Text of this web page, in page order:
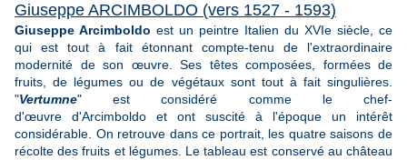
Giuseppe ARCIMBOLDO (vers 1527 - 1593)
Giuseppe Arcimboldo est un peintre Italien du XVIe siècle, ce
qui est tout à fait étonnant compte-tenu de l'extraordinaire
modernité de son œuvre. Ses têtes composées, formées de
fruits, de légumes ou de végétaux sont tout à fait singulières.
"Vertumne" est considéré comme le chef-
d'œuvre d'Arcimboldo et ont suscité à l'époque un intérêt
considérable. On retrouve dans ce portrait, les quatre saisons de
récolte des fruits et légumes. Le tableau est conservé au château